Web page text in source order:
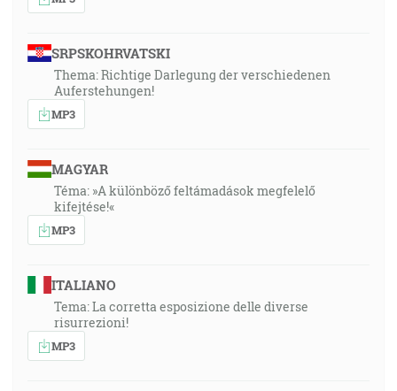
SRPSKOHRVATSKI
Thema: Richtige Darlegung der verschiedenen
Auferstehungen!
MP3
MAGYAR
Téma: »A különböző feltámadások megfelelő
kifejtése!«
MP3
ITALIANO
Tema: La corretta esposizione delle diverse
risurrezioni!
MP3